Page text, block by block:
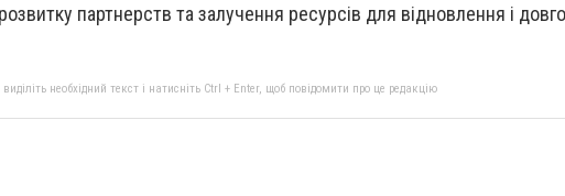
партнерств та залучення ресурсів для відновлення і
необхідний текст і натисніть Ctrl + Enter, щоб повідомити про це редакцію